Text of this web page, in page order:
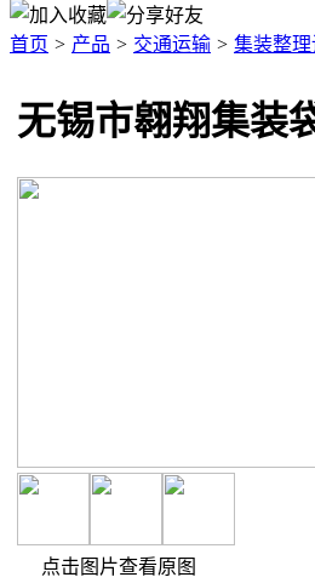
首页 > 产品 > 交通运输 > 集装整
无锡市翱翔集装
点击图片查看原图